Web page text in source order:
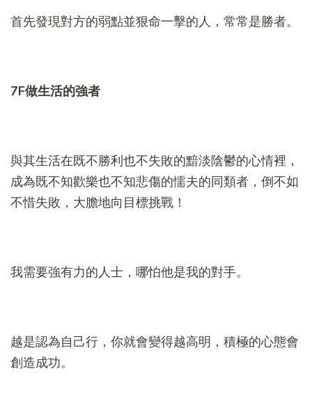
首先發現對方的弱點並狠命一擊的人，常常是勝者。
7F做生活的強者
與其生活在既不勝利也不失敗的黯淡陰鬱的心情裡，
成為既不知歡樂也不知悲傷的懦夫的同類者，倒不如
不惜失敗，大膽地向目標挑戰！
我需要強有力的人士，哪怕他是我的對手。
越是認為自己行，你就會變得越高明，積極的心態會
創造成功。